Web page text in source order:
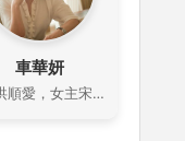
車華妍
飾 洪順愛，女主宋美珠（洪秀賢飾演）的媽媽